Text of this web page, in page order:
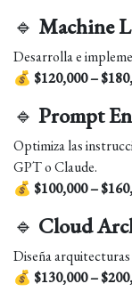
🔹 Machine
Desarrolla e
💰 $120,000 –
🔹 Prompt
Optimiza las
GPT o Claude.
💰 $100,000 –
🔹 Cloud
Diseña arquitecturas
💰 $130,000 –